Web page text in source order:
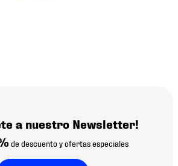
a nuestro Newsletter!
de descuento y ofertas especiales